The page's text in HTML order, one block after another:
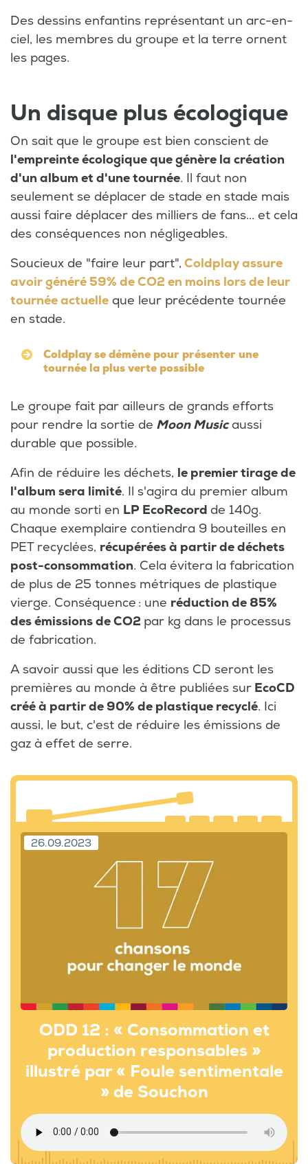
Des dessins enfantins représentant un arc-en-
ciel, les membres du groupe et la terre ornent
les pages.
Un disque plus écologique
On sait que le groupe est bien conscient de
l'empreinte écologique que génère la création
d'un album et d'une tournée. Il faut non
seulement se déplacer de stade en stade mais
aussi faire déplacer des milliers de fans... et cela
des conséquences non négligeables.
Soucieux de "faire leur part", Coldplay assure
avoir généré 59% de CO2 en moins lors de leur
tournée actuelle que leur précédente tournée
en stade.
Coldplay se démène pour présenter une
tournée la plus verte possible
Le groupe fait par ailleurs de grands efforts
pour rendre la sortie de Moon Musicaussi
durable que possible.
Afin de réduire les déchets, le premier tirage de
l'album sera limité. Il s'agira du premier album
au monde sorti en LP EcoRecord de 140g.
Chaque exemplaire contiendra 9 bouteilles en
PET recyclées, récupérées à partir de déchets
post-consommation. Cela évitera la fabrication
de plus de 25 tonnes métriques de plastique
vierge. Conséquence : une réduction de 85%
des émissions de CO2 par kg dans le processus
de fabrication.
A savoir aussi que les éditions CD seront les
premières au monde à être publiées sur EcoCD
créé à partir de 90% de plastique recyclé. Ici
aussi, le but, c'est de réduire les émissions de
gaz à effet de serre.
26.09.2023
ODD 12 : « Consommation et
production responsables »
illustré par « Foule sentimentale
» de Souchon